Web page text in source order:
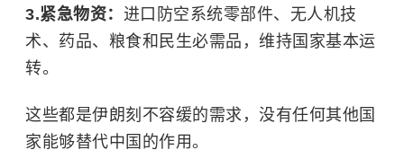
3.紧急物资： 进口防空系统零部件、无人机技
术、药品、粮食和民生必需品，维持国家基本运
转。
这些都是伊朗刻不容缓的需求，没有任何其他国
家能够替代中国的作用。